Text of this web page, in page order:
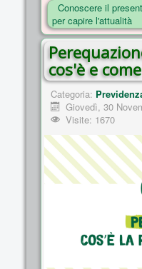
Conoscere il
per capire l'attualità
cos'è e
Categoria:
Giovedì, 30
Visite: 1670